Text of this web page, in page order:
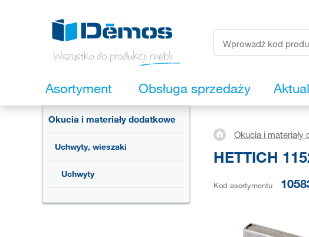
Asortyment Obsługa sprzedaży
Okucia i materiały dodatkowe
Uchwyty, wieszaki
Uchwyty
Okucia i materiały
HETTICH
Kod asortymentu